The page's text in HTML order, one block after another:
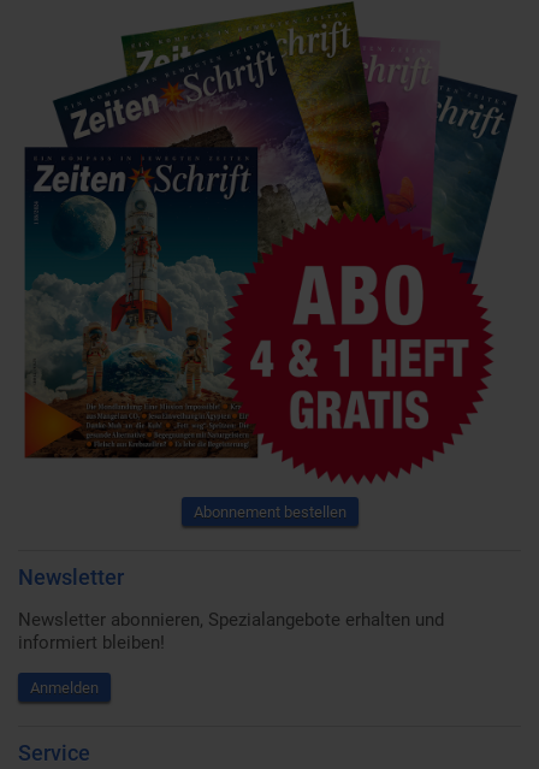
Abonnement bestellen
Newsletter
Newsletter abonnieren, Spezialangebote erhalten und
informiert bleiben!
Anmelden
Service